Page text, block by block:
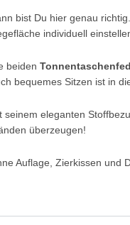
bist Du hier genau
individuell
beiden
bequemes Sitzen ist in
seinem eleganten
überzeugen!
Auflage, Zierkissen und